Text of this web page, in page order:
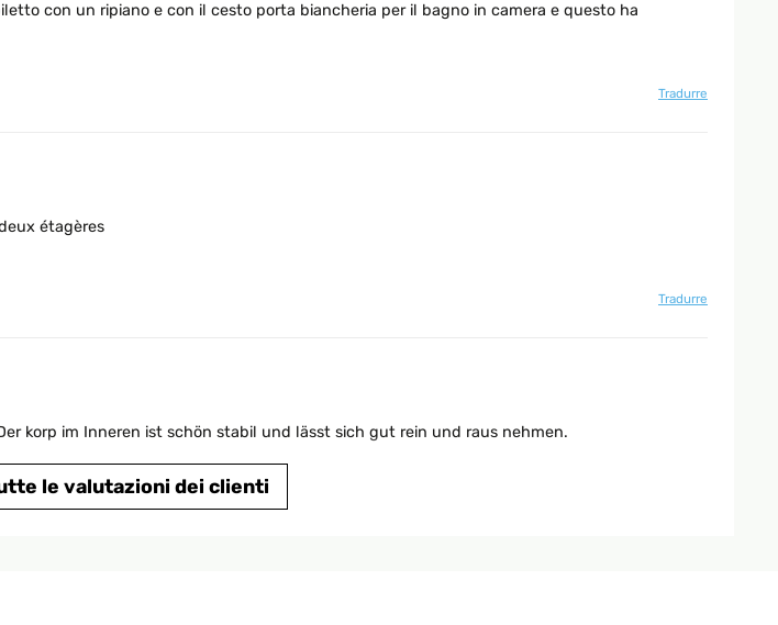
con un ripiano e con il cesto porta biancheria per il bagno in camera e questo ha
Tradurre
étagères
Tradurre
korp im Inneren ist schön stabil und lässt sich gut rein und raus nehmen.
le valutazioni dei clienti